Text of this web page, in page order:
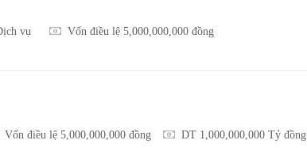
vụ
Vốn điều lệ 5,000,000,000 đồng
Vốn điều lệ 5,000,000,000 đồng
DT 1,000,000,000 Tỷ đồng